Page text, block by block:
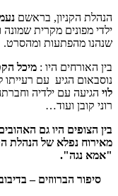
הנהלת הקניון, בראשם
ילדי מפונים מקרית שמונה
שנהנו מהפתעות ומהסרט.
בין האורחים היו : מיכל
נוסבאום הגיע עם רעייתו
לוי הגיעה עם ילדיה
רוני קובן ועוד…
בין הצופים היו גם
מאירוח נפלא של הנהלת
"אמא נגה".
סיפור הברווזים – בדיבוב